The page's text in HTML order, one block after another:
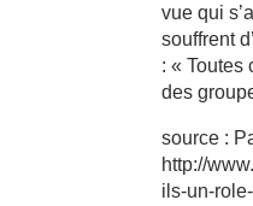
vue qui
souffrent
: « Toutes
des
source :
http://
ils-un-